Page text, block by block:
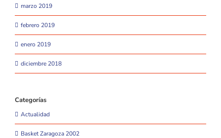
marzo 2019
febrero 2019
enero 2019
diciembre 2018
Categorías
Actualidad
Basket Zaragoza 2002